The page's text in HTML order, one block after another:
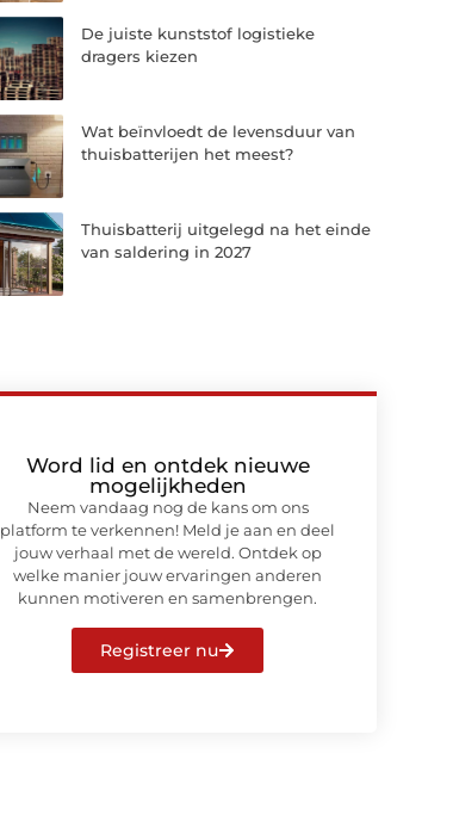
De juiste kunststof logistieke
dragers kiezen
Wat beïnvloedt de levensduur van
thuisbatterijen het meest?
Thuisbatterij uitgelegd na het einde
van saldering in 2027
Word lid en ontdek nieuwe
mogelijkheden
Neem vandaag nog de kans om ons
platform te verkennen! Meld je aan en deel
jouw verhaal met de wereld. Ontdek op
welke manier jouw ervaringen anderen
kunnen motiveren en samenbrengen.
Registreer nu